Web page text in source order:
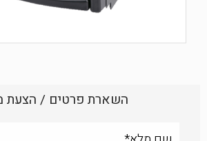
השארת פרטים / הצעת